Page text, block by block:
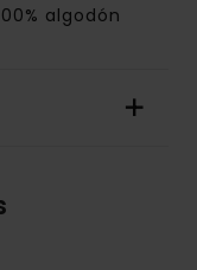
algodón